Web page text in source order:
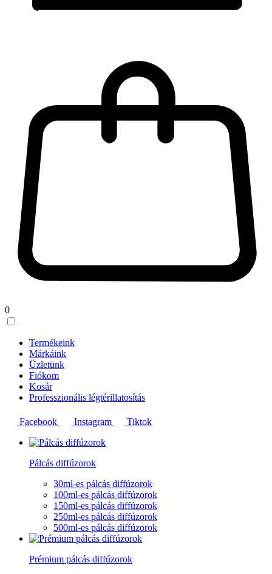
0
Termékeink
Márkáink
Üzletünk
Fiókom
Kosár
Professzionális légtérillatosítás
Facebook Instagram Tiktok
Pálcás diffúzorok
30ml-es pálcás diffúzorok
100ml-es pálcás diffúzorok
150ml-es pálcás diffúzorok
250ml-es pálcás diffúzorok
500ml-es pálcás diffúzorok
Prémium pálcás diffúzorok